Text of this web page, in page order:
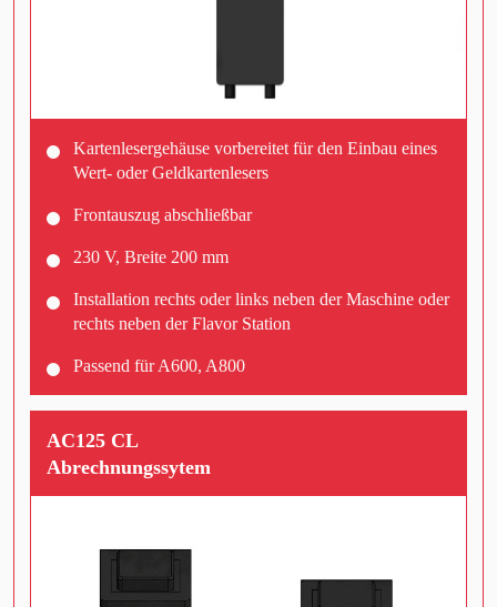
Kartenlesergehäuse vorbereitet für den Einbau eines
Wert- oder Geldkartenlesers
Frontauszug abschließbar
230 V, Breite 200 mm
Installation rechts oder links neben der Maschine oder
rechts neben der Flavor Station
Passend für A600, A800
AC125 CL
Abrechnungssytem